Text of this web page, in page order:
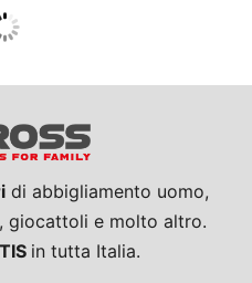
tutto
di abbigliamento uomo,
giocattoli e molto altro.
in tutta Italia.